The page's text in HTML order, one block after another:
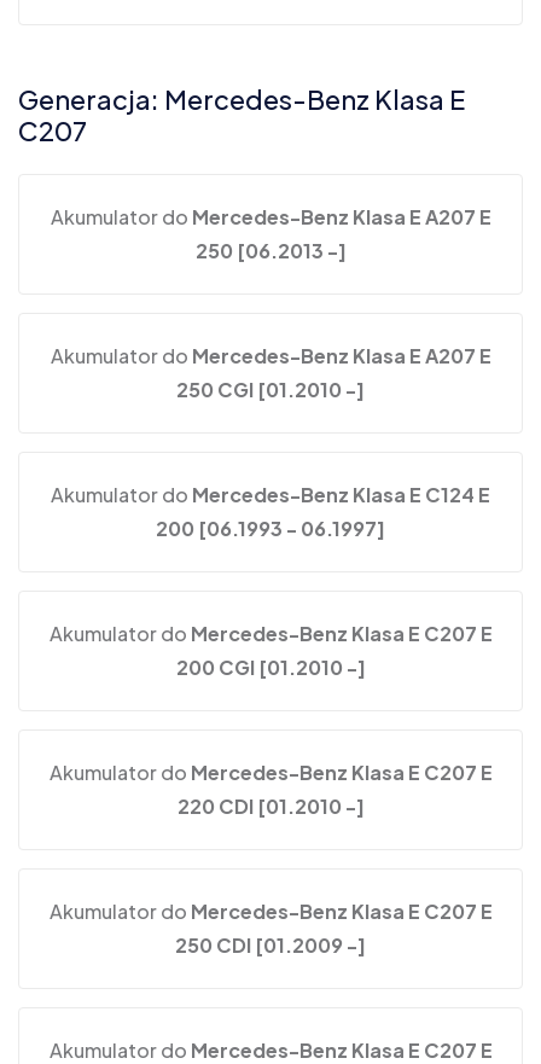
Generacja: Mercedes-Benz Klasa E
C207
Akumulator do Mercedes-Benz Klasa E A207 E
250 [06.2013 -]
Akumulator do Mercedes-Benz Klasa E A207 E
250 CGI [01.2010 -]
Akumulator do Mercedes-Benz Klasa E C124 E
200 [06.1993 - 06.1997]
Akumulator do Mercedes-Benz Klasa E C207 E
200 CGI [01.2010 -]
Akumulator do Mercedes-Benz Klasa E C207 E
220 CDI [01.2010 -]
Akumulator do Mercedes-Benz Klasa E C207 E
250 CDI [01.2009 -]
Akumulator do Mercedes-Benz Klasa E C207 E